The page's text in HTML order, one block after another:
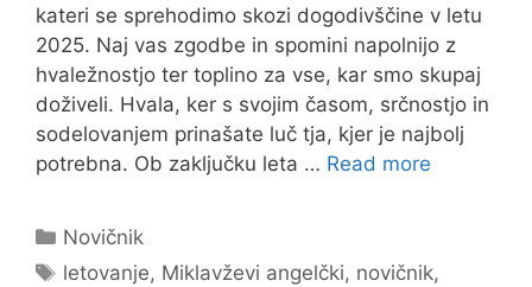
kateri se sprehodimo skozi dogodivščine v letu
2025. Naj vas zgodbe in spomini napolnijo z
hvaležnostjo ter toplino za vse, kar smo skupaj
doživeli. Hvala, ker s svojim časom, srčnostjo in
sodelovanjem prinašate luč tja, kjer je najbolj
potrebna. Ob zaključku leta … Read more
Categories
Novičnik
Tags
letovanje, Miklavževi angelčki, novičnik,